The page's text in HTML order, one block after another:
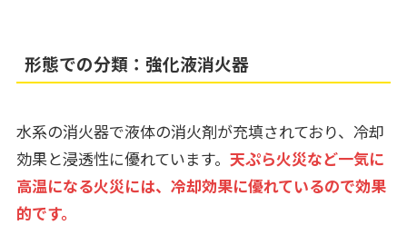
形態での分類：強化液消火器
水系の消火器で液体の消火剤が充填されており、冷却
効果と浸透性に優れています。 天ぷら火災など一気に
高温になる火災には、冷却効果に優れているので効果
的です。